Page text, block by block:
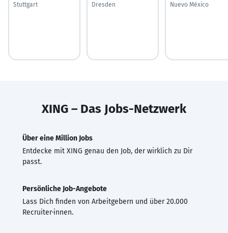
Stuttgart
Dresden
Nuevo México
XING – Das Jobs-Netzwerk
Über eine Million Jobs
Entdecke mit XING genau den Job, der wirklich zu Dir
passt.
Persönliche Job-Angebote
Lass Dich finden von Arbeitgebern und über 20.000
Recruiter·innen.